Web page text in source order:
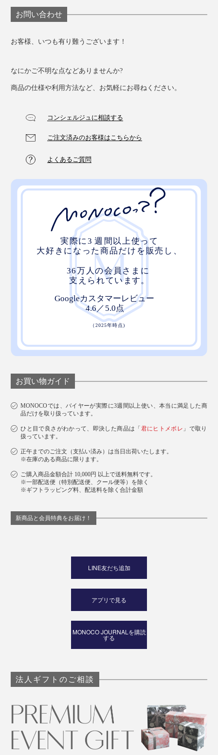
お問い合わせ
お客様、いつも有り難うございます！
なにかご不明な点などありませんか?
商品の仕様や利用方法など、お気軽にお尋ねください。
コンシェルジュに相談する
ご注文済みのお客様はこちらから
よくあるご質問
お買い物ガイド
MONOCOでは、バイヤーが実際に3週間以上使い、本当に満足した商
品だけを取り扱っています。
ひと目で良さがわかって、即決した商品は「 君にヒトメボレ 」で取り
扱っています。
正午までのご注文（支払い済み）は当日出荷いたします。
※在庫のある商品に限ります。
ご購入商品金額合計 10,000円 以上で送料無料です。
※一部配送便（特別配送便、クール便等）を除く
※ギフトラッピング料、配送料を除く合計金額
新商品と会員特典をお届け！
LINE友だち追加
アプリで見る
MONOCO JOURNALを購読
する
法人ギフトのご相談